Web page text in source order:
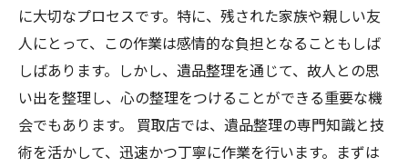
に大切なプロセスです。特に、残された家族や親しい友
人にとって、この作業は感情的な負担となることもしば
しばあります。しかし、遺品整理を通じて、故人との思
い出を整理し、心の整理をつけることができる重要な機
会でもあります。 買取店では、遺品整理の専門知識と技
術を活かして、迅速かつ丁寧に作業を行います。まずは